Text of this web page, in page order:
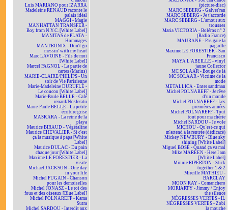
Luis MARIANO pour IZARRA
Madeleine RENAUD raconte le
palais idéal
MAGGI - Magie
MANHATTAN TRANSFER -
Boy from N.Y.C. [White Label]
MANITAS de PLATA -
Hommages
MANTRONIX - Don't go
messin' with my heart
Marc LAVOINE - Fils de moi
[White Label]
Marcel PAGNOL - La partie de
cartes (Marius)
MARIE-CLAIRE/PHILIPS - Un
soir de Vie Parisienne
Marie-Madeleine DURUFLÉ -
Le coucou [White Label]
Marie-Paule BELLE - Café
renard/Nosferatu
Marie-Paule BELLE - La petite
écriture grise
MASKARA - La reine de la
playa
Maurice BIRAUD - Végétaline
Maurice CHEVALIER - Si c'est
ça la musique à papa [White
Label]
Maurice DULAC - Du pain
chaque jour [White Label]
Maxime LE FORESTIER - La
visite
Michael JACKSON - One day
in your life
Michel FUGAIN - Chanson
pour les demoiselles
Michel JONASZ - Le roi des
fous et des oiseaux [Blue Label]
Michel POLNAREFF - Kama
Sutra
Michel SARDOU - Interdit aux
(picture-disc)
MARC SEBERG - Galver'ran
MARC SEBERG - Je t'accorde
MARC SEBERG - L'amour aux
trousses
Maria VICTORIA - Boléros n° 2
(Radio France)
MAURANE - Pas gaie la
pagaille
Maxime LE FORESTIER - San
Francisco
MAYA L'ABEILLE - vinyl
jaune Collector
MC SOLAAR - Bouge de là
MC SOLAAR - Victime de la
mode
METALLICA - Enter sandman
Michel POLNAREFF - Je rêve
d'un monde
Michel POLNAREFF - Les
premières années
Michel POLNAREFF - Tout
tout pour ma chérie
Michel SARDOU - Je vole
MICHOU - Qu'est-ce qui
m'attend à la rentrée (dédicacé)
Mickey NEWBURY - Blue sky
shining [White Label]
Miguel BOSÉ - Quand ça va mal
Mike MAREEN - Here I am
[White Label]
Minnie RIPERTON - Stick
together 1 & 2
Mireille MATHIEU -
BARCLAY
MOON RAY - Comanchero
MORIARTY - Jimmy / Enjoy
the silence
NÉGRESSES VERTES - IL
NÉGRESSES VERTES - Zobi
la mouche